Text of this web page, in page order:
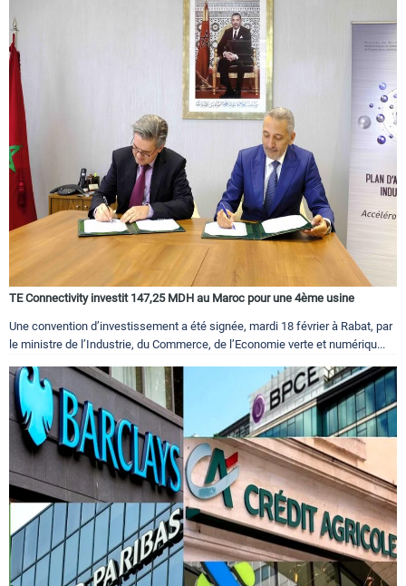
TE Connectivity investit 147,25 MDH au Maroc pour une 4ème usine
Une convention d’investissement a été signée, mardi 18 février à Rabat, par
le ministre de l’Industrie, du Commerce, de l’Economie verte et numériqu...